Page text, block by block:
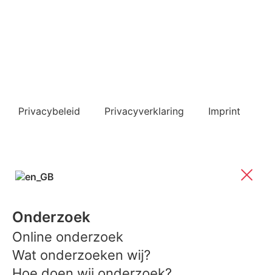
Privacybeleid Privacyverklaring Imprint
Onderzoek
Online onderzoek
Wat onderzoeken wij?